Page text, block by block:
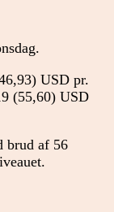
USD pr.
(55,60) USD
brud af 56